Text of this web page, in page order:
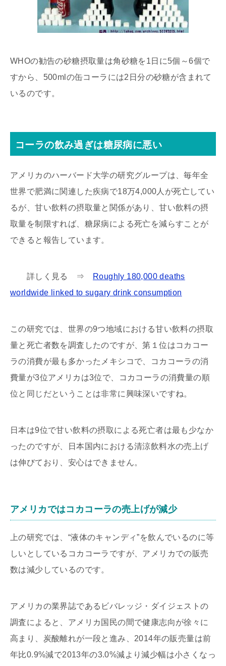
WHOの勧告の砂糖摂取量は角砂糖を1日に5個～6個で
すから、500mlの缶コーラには2日分の砂糖が含まれて
いるのです。
コーラの飲み過ぎは糖尿病に悪い
アメリカのハーバード大学の研究グループは、毎年全
世界で肥満に関連した疾病で18万4,000人が死亡してい
るが、甘い飲料の摂取量と関係があり、甘い飲料の摂
取量を制限すれば、糖尿病による死亡を減らすことが
できると報告しています。
詳しく見る ⇒
Roughly 180,000 deaths
worldwide linked to sugary drink consumption
この研究では、世界の9つ地域における甘い飲料の摂取
量と死亡者数を調査したのですが、第１位はコカコー
ラの消費が最も多かったメキシコで、コカコーラの消
費量が3位アメリカは3位で、コカコーラの消費量の順
位と同じだということは非常に興味深いですね。
日本は9位で甘い飲料の摂取による死亡者は最も少なか
ったのですが、日本国内における清涼飲料水の売上げ
は伸びており、安心はできません。
アメリカではコカコーラの売上げが減少
上の研究では、“液体のキャンディ”を飲んでいるのに等
しいとしているコカコーラですが、アメリカでの販売
数は減少しているのです。
アメリカの業界誌であるビバレッジ・ダイジェストの
調査によると、アメリカ国民の間で健康志向が徐々に
高まり、炭酸離れが一段と進み、2014年の販売量は前
年比0.9%減で2013年の3.0%減より減少幅は小さくなっ